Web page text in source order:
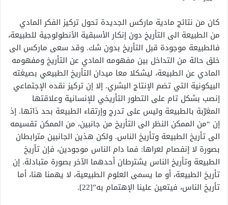
كان من نتائج مادية ماركس الجديدة تحول تركيز الفكر المادي
من الطبيعة الى التأريخ دون إنكار الأسبقية الأنطولوجية للطبيعة،
فالطبيعة موجودة قبل التأريخ بدون شك. وقد سعى ماركس الى
خلق حالة من التداخل بين مفهومه المادي عن التأريخ ومفهومه
المادي عن الطبيعة، ليشكلا معا ميدان التأريخ الطبيعي بصيغته
البيكونية التي تضم الإنتاج البشري. إلا إن تركيز نقده الإجتماعي
إنصب بشكل تام على التطور التأريخي للإنسانية وعلاقتها
المغرّبة بالطبيعة وليس على تدرج وإرتقاء الطبيعة بحد ذاتها. إذ
إن “من الممكن النظر الى التأريخ من جانبين، من الممكن تقسيمه
الى تأريخ الطبيعة وتأريخ الناس. ولكن هذين الجانبين مترابطان
بصورة لا إنفصام لعراها: فما دام الناس موجودين، فإن تأريخ
الطبيعة وتأريخ الناس يشترطان أحدهما الآخر بصورة متبادلة. إن
تأريخ الطبيعة، أو ما يسمى العلوم الطبيعية، لا يهمنا هنا، أما
تأريخ الناس، فيتعين علينا الإهتمام به”[22].